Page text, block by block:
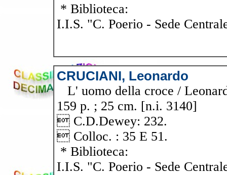
* Biblioteca:
I.I.S. "C. Poerio - Sede
CRUCIANI, Leonardo
L' uomo della croce /
159 p. ; 25 cm. [n.i. 3140]
 C.D.Dewey: 232.
 Colloc. : 35 E 51.
* Biblioteca:
I.I.S. "C. Poerio - Sede